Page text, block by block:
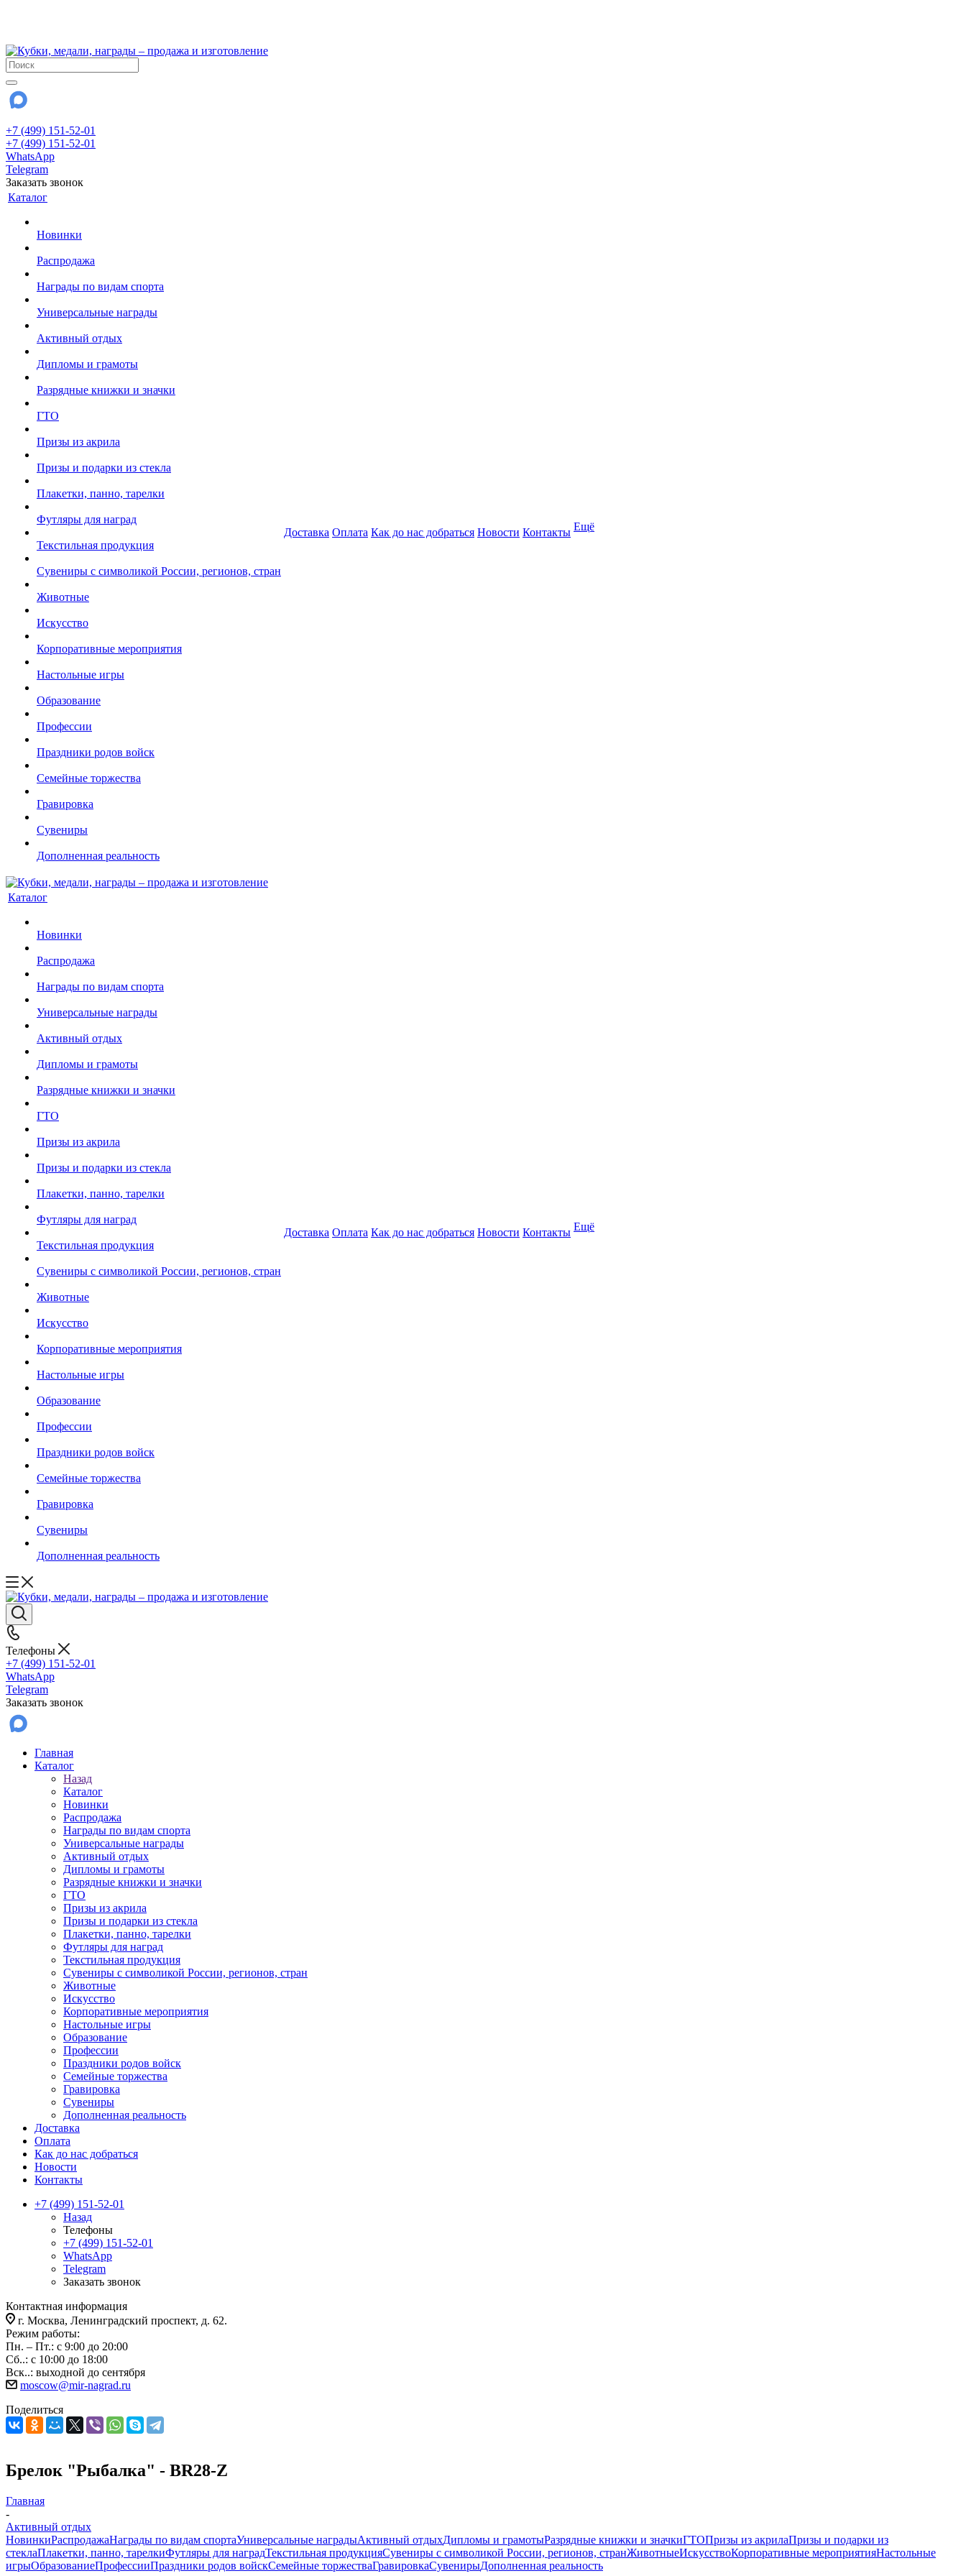
+7 (499) 151-52-01
+7 (499) 151-52-01
WhatsApp
Telegram
Заказать звонок
Каталог
Новинки
Распродажа
Награды по видам спорта
Универсальные награды
Активный отдых
Дипломы и грамоты
Разрядные книжки и значки
ГТО
Призы из акрила
Призы и подарки из стекла
Плакетки, панно, тарелки
Футляры для наград
Текстильная продукция
Сувениры с символикой России, регионов, стран
Животные
Искусство
Корпоративные мероприятия
Настольные игры
Образование
Профессии
Праздники родов войск
Семейные торжества
Гравировка
Сувениры
Дополненная реальность
Доставка Оплата Как до нас добраться Новости Контакты Ещё
Каталог
Новинки
Распродажа
Награды по видам спорта
Универсальные награды
Активный отдых
Дипломы и грамоты
Разрядные книжки и значки
ГТО
Призы из акрила
Призы и подарки из стекла
Плакетки, панно, тарелки
Футляры для наград
Текстильная продукция
Сувениры с символикой России, регионов, стран
Животные
Искусство
Корпоративные мероприятия
Настольные игры
Образование
Профессии
Праздники родов войск
Семейные торжества
Гравировка
Сувениры
Дополненная реальность
Доставка Оплата Как до нас добраться Новости Контакты Ещё
Телефоны
+7 (499) 151-52-01
WhatsApp
Telegram
Заказать звонок
Главная
Каталог
Назад
Каталог
Новинки
Распродажа
Награды по видам спорта
Универсальные награды
Активный отдых
Дипломы и грамоты
Разрядные книжки и значки
ГТО
Призы из акрила
Призы и подарки из стекла
Плакетки, панно, тарелки
Футляры для наград
Текстильная продукция
Сувениры с символикой России, регионов, стран
Животные
Искусство
Корпоративные мероприятия
Настольные игры
Образование
Профессии
Праздники родов войск
Семейные торжества
Гравировка
Сувениры
Дополненная реальность
Доставка
Оплата
Как до нас добраться
Новости
Контакты
+7 (499) 151-52-01
Назад
Телефоны
+7 (499) 151-52-01
WhatsApp
Telegram
Заказать звонок
Контактная информация
г. Москва, Ленинградский проспект, д. 62.
Режим работы:
Пн. – Пт.: с 9:00 до 20:00
Сб..: с 10:00 до 18:00
Вск..: выходной до сентября
moscow@mir-nagrad.ru
Поделиться
Брелок "Рыбалка" - BR28-Z
Главная
-
Активный отдых
НовинкиРаспродажаНаграды по видам спортаУниверсальные наградыАктивный отдыхДипломы и грамотыРазрядные книжки и значкиГТОПризы из акрилаПризы и подарки из
стеклаПлакетки, панно, тарелкиФутляры для наградТекстильная продукцияСувениры с символикой России, регионов, странЖивотныеИскусствоКорпоративные мероприятияНастольные
игрыОбразованиеПрофессииПраздники родов войскСемейные торжестваГравировкаСувенирыДополненная реальность